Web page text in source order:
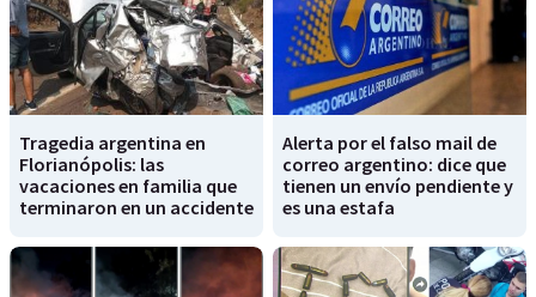
Tragedia argentina en
Florianópolis: las
vacaciones en familia que
terminaron en un accidente
Alerta por el falso mail de
correo argentino: dice que
tienen un envío pendiente y
es una estafa